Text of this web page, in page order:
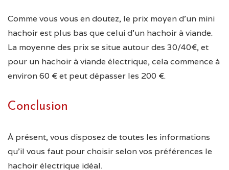
Comme vous vous en doutez, le prix moyen d’un mini
hachoir est plus bas que celui d’un hachoir à viande.
La moyenne des prix se situe autour des 30/40€, et
pour un hachoir à viande électrique, cela commence à
environ 60 € et peut dépasser les 200 €.
Conclusion
À présent, vous disposez de toutes les informations
qu’il vous faut pour choisir selon vos préférences le
hachoir électrique idéal.